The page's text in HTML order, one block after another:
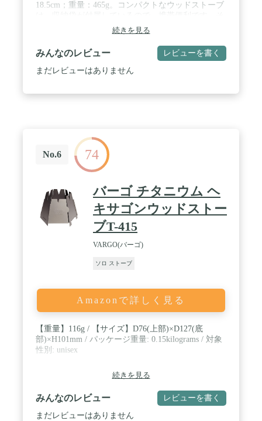
18.5cm；重量：465g。コンパクトなウッドストーブ
して、燃料不要ので、キャンプ旅行をお気軽にし
て、温かいものを食べることができます。 / 🔥【 二
次燃焼・燃焼効率抜群 】 燃料が燃える時に発生し
たガスを二重構造の中に還流させて、再び燃やすこ
とで火力を上げる二次燃焼方式を採用します。少な
でき、環境に優しいです。 / 🔥【 ステンレス製・安
定性抜群 】 ステンレス製で耐高温や耐腐食などに
強くて、普通のストーブより丈夫で安心に利用出来
ます。さらに、ステンレスストーブコンロは五徳と
連携して安定した調理台を実現し、均一に熱を分散
させる設計となっております。長時間使用しても、
変形などがありません。 / 🔥【 アウトドアに大活躍
】 このキャンプストーブは、キャンプ、トレッキン
グ、登山、釣り、ハイキング、長距離貨物運送、狩
ブコンロとして、アウトドアにおすすめです。非常
時にも役立つこと間違いなしです。
続きを見る
みんなのレビュー レビューを書く
まだレビューはありません
No.6 74
バーゴ チタニウム ヘ
キサゴンウッドストー
ブT-415
VARGO(バーゴ)
ソロ ストーブ
Amazonで詳しく見る
【重量】116g / 【サイズ】D76(上部)×D127(底
部)×H101mm / パッケージ重量: 0.15kilograms / 対象
性別: unisex
続きを見る
みんなのレビュー レビューを書く
まだレビューはありません